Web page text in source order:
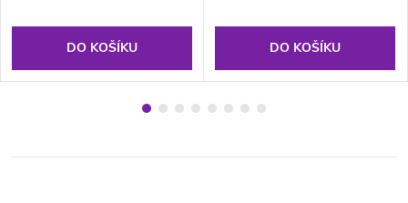
DO KOŠÍKU DO KOŠÍKU